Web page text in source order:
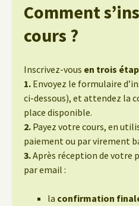
Comment
cours ?
Inscrivez-vous en trois
1. Envoyez le formulaire
ci-dessous), et attendez la
place disponible.
2. Payez votre cours, en
paiement ou par virement
3.Après réception de votre
par email :
la confirmation